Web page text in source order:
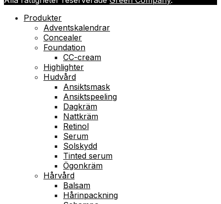
Produkter
Adventskalendrar
Concealer
Foundation
CC-cream
Highlighter
Hudvård
Ansiktsmask
Ansiktspeeling
Dagkräm
Nattkräm
Retinol
Serum
Solskydd
Tinted serum
Ögonkräm
Hårvård
Balsam
Hårinpackning